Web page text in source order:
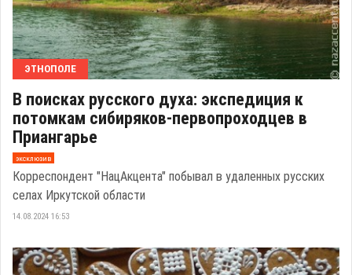
ЭТНОПОЛЕ
В поисках русского духа: экспедиция к
потомкам сибиряков-первопроходцев в
Приангарье
эксклюзив
Корреспондент "НацАкцента" побывал в удаленных русских
селах Иркутской области
14.08.2024 16:53